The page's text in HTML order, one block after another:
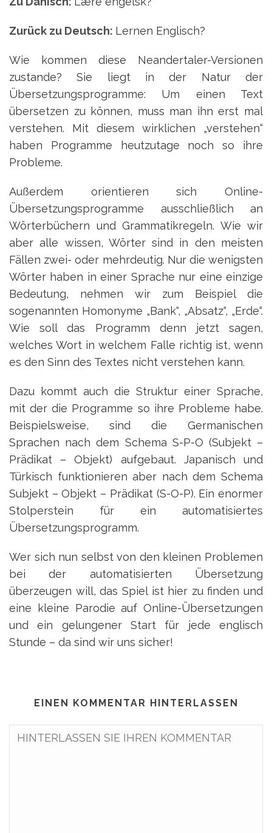
Zurück zu Deutsch: Lernen Englisch?
Wie kommen diese Neandertaler-Versionen
zustande? Sie liegt in der Natur der
Übersetzungsprogramme: Um einen Text
übersetzen zu können, muss man ihn erst mal
verstehen. Mit diesem wirklichen „verstehen“
haben Programme heutzutage noch so ihre
Probleme.
Außerdem orientieren sich Online-
Übersetzungsprogramme ausschließlich an
Wörterbüchern und Grammatikregeln. Wie wir
aber alle wissen, Wörter sind in den meisten
Fällen zwei- oder mehrdeutig. Nur die wenigsten
Wörter haben in einer Sprache nur eine einzige
Bedeutung, nehmen wir zum Beispiel die
sogenannten Homonyme „Bank“, „Absatz“, „Erde“.
Wie soll das Programm denn jetzt sagen,
welches Wort in welchem Falle richtig ist, wenn
es den Sinn des Textes nicht verstehen kann.
Dazu kommt auch die Struktur einer Sprache,
mit der die Programme so ihre Probleme habe.
Beispielsweise, sind die Germanischen
Sprachen nach dem Schema S-P-O (Subjekt –
Prädikat – Objekt) aufgebaut. Japanisch und
Türkisch funktionieren aber nach dem Schema
Subjekt – Objekt – Prädikat (S-O-P). Ein enormer
Stolperstein für ein automatisiertes
Übersetzungsprogramm.
Wer sich nun selbst von den kleinen Problemen
bei der automatisierten Übersetzung
überzeugen will, das Spiel ist hier zu finden und
eine kleine Parodie auf Online-Übersetzungen
und ein gelungener Start für jede englisch
Stunde – da sind wir uns sicher!
EINEN KOMMENTAR HINTERLASSEN